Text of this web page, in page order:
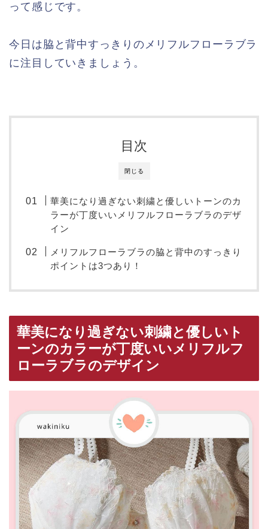
って感じです。
今日は脇と背中すっきりのメリフルフローラブラ
に注目していきましょう。
閉じる
目次
華美になり過ぎない刺繍と優しいトーンのカ
ラーが丁度いいメリフルフローラブラのデザ
イン
メリフルフローラブラの脇と背中のすっきり
ポイントは3つあり！
華美になり過ぎない刺繍と優しいト
ーンのカラーが丁度いいメリフルフ
ローラブラのデザイン